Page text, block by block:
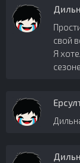
свой
Я